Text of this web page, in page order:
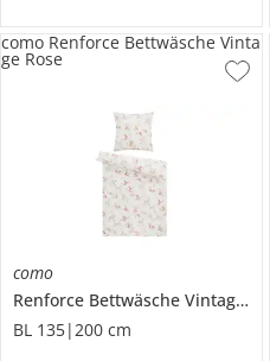
como
Renforce Bettwäsche Vintage Rose
BL 135|200 cm
como Renforce Bettwäsche Vinta
ge Rose